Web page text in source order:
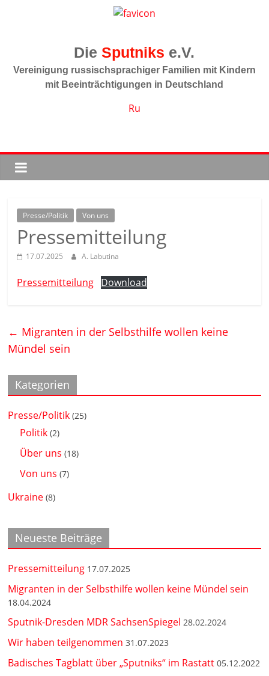
Sputniks
Vereinigung russischsprachiger Familien mit Kindern
mit Beeinträchtigungen in Deutschland
Ru
Presse/Politik Von uns
Pressemitteilung
17.07.2025 A. Labutina
Pressemitteilung Download
← Migranten in der Selbsthilfe wollen keine
Mündel sein
Kategorien
Presse/Politik (25)
Politik (2)
Über uns (18)
Von uns (7)
Ukraine (8)
Neueste Beiträge
Pressemitteilung 17.07.2025
Migranten in der Selbsthilfe wollen keine Mündel sein
18.04.2024
Sputnik-Dresden MDR SachsenSpiegel 28.02.2024
Wir haben teilgenommen 31.07.2023
Badisches Tagblatt über „Sputniks“ im Rastatt 05.12.2022